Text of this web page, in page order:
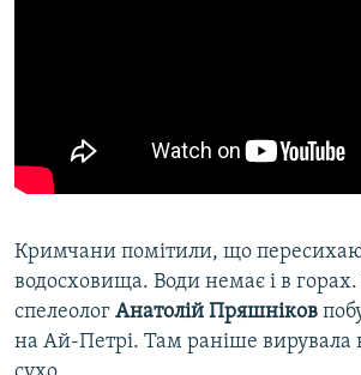
Кримчани помітили, що
водосховища. Води немає і в
спелеолог Анатолій Пряшніков
на Ай-Петрі. Там раніше вирувала